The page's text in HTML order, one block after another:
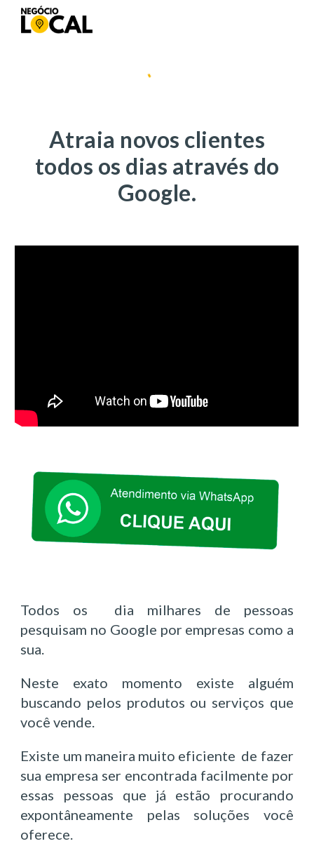
Skip to main content
Atraia novos clientes
todos os dias através do
Google.
Todos os dia milhares de pessoas
pesquisam no Google por empresas como a
sua.
Neste exato momento existe alguém
buscando pelos produtos ou serviços que
você vende.
Existe um maneira muito eficiente de fazer
sua empresa ser encontrada facilmente por
essas pessoas que já estão procurando
expontâneamente pelas soluções você
oferece.